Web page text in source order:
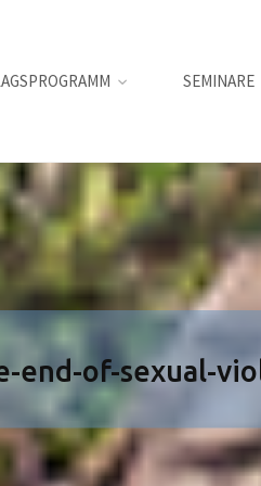
SEMINARE
end-of-sexual-